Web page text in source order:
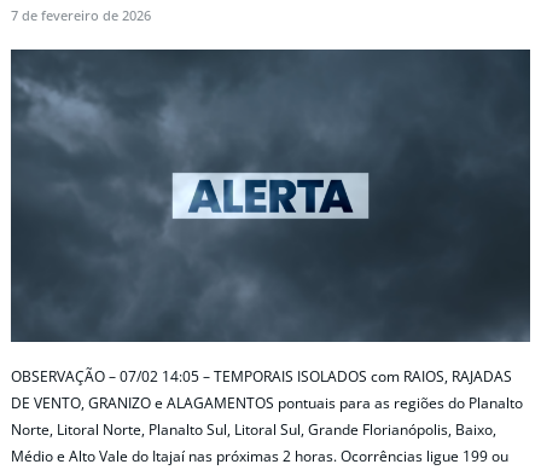
7 de fevereiro de 2026
OBSERVAÇÃO – 07/02 14:05 – TEMPORAIS ISOLADOS com RAIOS, RAJADAS
DE VENTO, GRANIZO e ALAGAMENTOS pontuais para as regiões do Planalto
Norte, Litoral Norte, Planalto Sul, Litoral Sul, Grande Florianópolis, Baixo,
Médio e Alto Vale do Itajaí nas próximas 2 horas. Ocorrências ligue 199 ou